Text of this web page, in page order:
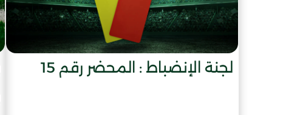
لجنة الإنضباط : المحضر رقم 15